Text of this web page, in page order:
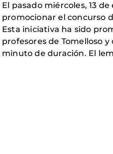
El pasado miércoles, 13
promocionar el concurso
Esta iniciativa ha sido
profesores de Tomelloso
minuto de duración. El